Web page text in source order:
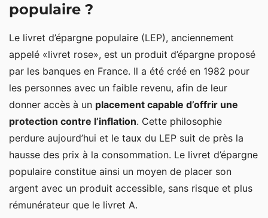
populaire ?
Le livret d’épargne populaire (LEP), anciennement
appelé «livret rose», est un produit d’épargne proposé
par les banques en France. Il a été créé en 1982 pour
les personnes avec un faible revenu, afin de leur
donner accès à un placement capable d’offrir une
protection contre l’inflation. Cette philosophie
perdure aujourd’hui et le taux du LEP suit de près la
hausse des prix à la consommation. Le livret d’épargne
populaire constitue ainsi un moyen de placer son
argent avec un produit accessible, sans risque et plus
rémunérateur que le livret A.